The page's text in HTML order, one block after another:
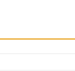
if it helps